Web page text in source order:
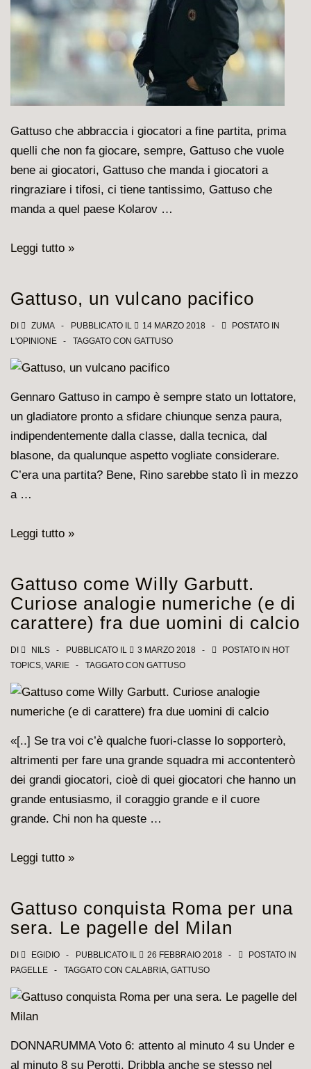
Gattuso che abbraccia i giocatori a fine partita, prima
quelli che non fa giocare, sempre, Gattuso che vuole
bene ai giocatori, Gattuso che manda i giocatori a
ringraziare i tifosi, ci tiene tantissimo, Gattuso che
manda a quel paese Kolarov …
Gattuso,
Leggi tutto »
Gattuso, un vulcano pacifico
DI ZUMA PUBBLICATO IL 14 MARZO 2018
POSTATO IN
L'OPINIONE
TAGGATO CON GATTUSO
Gennaro Gattuso in campo è sempre stato un lottatore,
un gladiatore pronto a sfidare chiunque senza paura,
indipendentemente dalla classe, dalla tecnica, dal
blasone, da qualunque aspetto vogliate considerare.
C’era una partita? Bene, Rino sarebbe stato lì in mezzo
a …
Gattuso,
pacifico
Leggi tutto »
Gattuso come Willy Garbutt.
Curiose analogie numeriche (e di
carattere) fra due uomini di calcio
DI NILS PUBBLICATO IL 3 MARZO 2018 POSTATO IN HOT
TOPICS, VARIE TAGGATO CON GATTUSO
«[..] Se tra voi c’è qualche fuori-classe lo sopporterò,
altrimenti per fare una grande squadra mi accontenterò
dei grandi giocatori, cioè di quei giocatori che hanno un
grande entusiasmo, il coraggio grande e il cuore
grande. Chi non ha queste …
Gattuso
Garbutt.
Curiose
analogie
numeriche
(e
di
fra
Leggi tutto »
Gattuso conquista Roma per una
sera. Le pagelle del Milan
DI EGIDIO PUBBLICATO IL 26 FEBBRAIO 2018
POSTATO IN
PAGELLE
TAGGATO CON CALABRIA, GATTUSO
DONNARUMMA Voto 6: attento al minuto 4 su Under e
al minuto 8 su Perotti. Dribbla anche se stesso nel